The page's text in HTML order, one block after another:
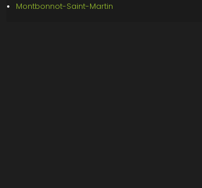
Montbonnot-Saint-Martin